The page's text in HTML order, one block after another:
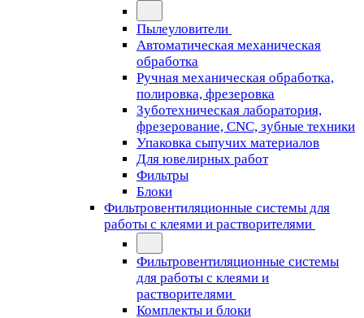
Пылеуловители
Автоматическая механическая
обработка
Ручная механическая обработка,
полировка, фрезеровка
Зуботехническая лаборатория,
фрезерование, CNC, зубные техники
Упаковка сыпучих материалов
Для ювелирных работ
Фильтры
Блоки
Фильтровентиляционные системы для
работы с клеями и растворителями
Фильтровентиляционные системы
для работы с клеями и
растворителями
Комплекты и блоки